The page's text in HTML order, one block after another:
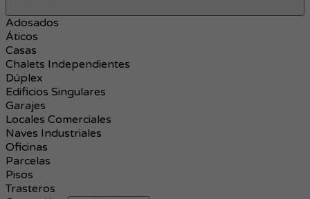
Adosados
Áticos
Casas
Chalets Independientes
Dúplex
Edificios Singulares
Garajes
Locales Comerciales
Naves Industriales
Oficinas
Parcelas
Pisos
Trasteros